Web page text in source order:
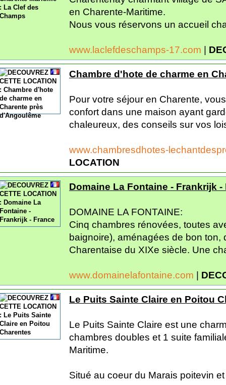
en Charente-Maritime.
Nous vous réservons un accueil
www.laclefdeschamps-17.com |
Chambre d'hote de charme en
Pour votre séjour en Charente,
confort dans une maison ayant
chaleureux, des conseils sur vos
www.chambresdhotes-
LOCATION
Domaine La Fontaine - Frankrijk -
DOMAINE LA FONTAINE:
Cinq chambres rénovées, toutes
baignoire), aménagées de bon ton,
Charentaise du XIXe siècle. Une
www.domainelafontaine.com |
Le Puits Sainte Claire en Poitou
Le Puits Sainte Claire est une
chambres doubles et 1 suite
Maritime.
Situé au coeur du Marais poitevin